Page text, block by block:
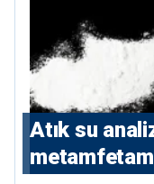
Atık su